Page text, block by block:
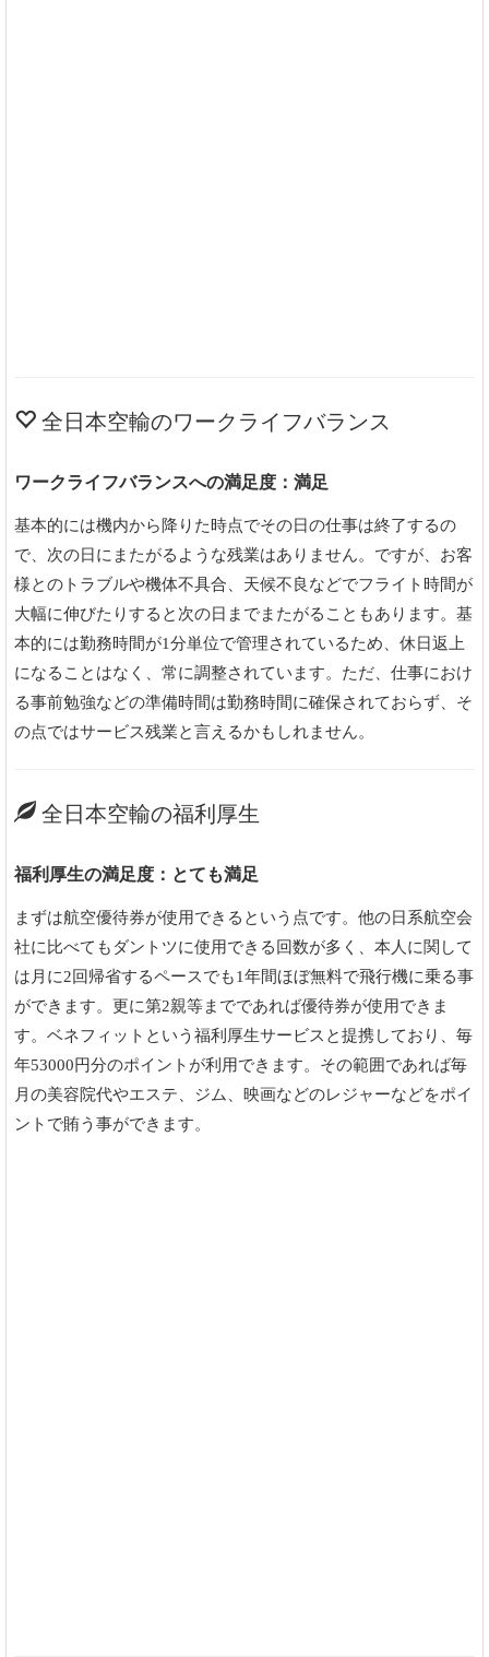
全日本空輸のワークライフバランス
ワークライフバランスへの満足度：満足
基本的には機内から降りた時点でその日の仕事は終了するの
で、次の日にまたがるような残業はありません。ですが、お客
様とのトラブルや機体不具合、天候不良などでフライト時間が
大幅に伸びたりすると次の日までまたがることもあります。基
本的には勤務時間が1分単位で管理されているため、休日返上
になることはなく、常に調整されています。ただ、仕事におけ
る事前勉強などの準備時間は勤務時間に確保されておらず、そ
の点ではサービス残業と言えるかもしれません。
全日本空輸の福利厚生
福利厚生の満足度：とても満足
まずは航空優待券が使用できるという点です。他の日系航空会
社に比べてもダントツに使用できる回数が多く、本人に関して
は月に2回帰省するペースでも1年間ほぼ無料で飛行機に乗る事
ができます。更に第2親等までであれば優待券が使用できま
す。ベネフィットという福利厚生サービスと提携しており、毎
年53000円分のポイントが利用できます。その範囲であれば毎
月の美容院代やエステ、ジム、映画などのレジャーなどをポイ
ントで賄う事ができます。